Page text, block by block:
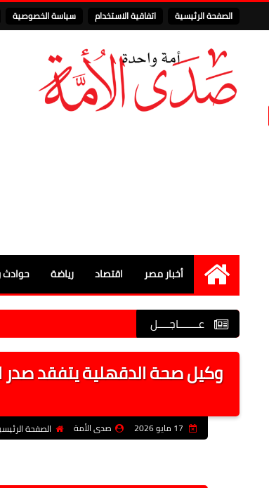
الصفحة الرئيسية اتفاقية الاستخدام سياسة الخصوصية
الرئيسية
أخبار مصر اقتصاد رياضة حوادث
عـــــــاجــــل
وكيل صحة الدقهلية يتفقد صدر
صدى الأمة الصفحة